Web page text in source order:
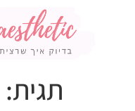
תגית: